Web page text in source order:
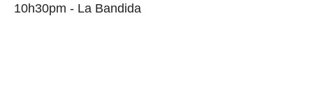
10h30pm - La Bandida